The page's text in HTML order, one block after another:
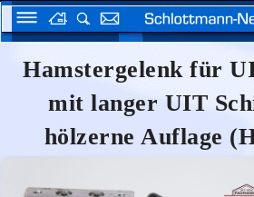
Hamstergelenk für
mit langer UIT
hölzerne Auflage